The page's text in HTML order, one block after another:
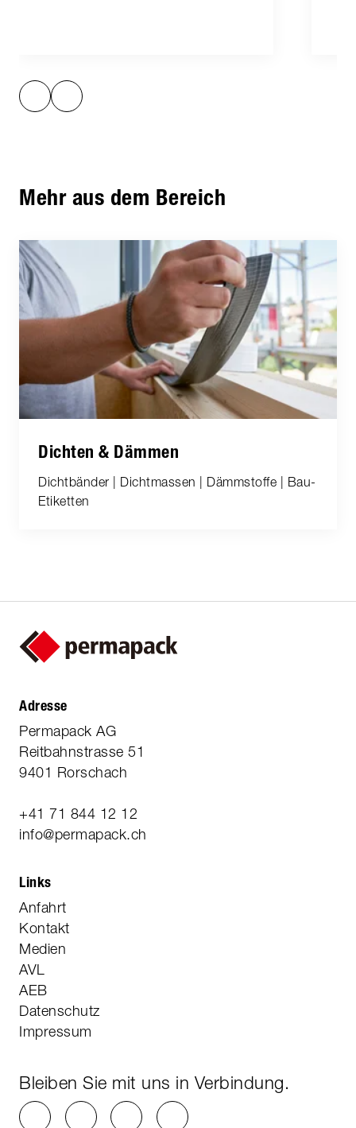
Mehr aus dem Bereich
Dichten & Dämmen
Dichtbänder | Dichtmassen | Dämmstoffe | Bau-
Etiketten
Adresse
Permapack AG
Reitbahnstrasse 51
9401 Rorschach
+41 71 844 12 12
info@permapack.ch
Links
Anfahrt
Kontakt
Medien
AVL
AEB
Datenschutz
Impressum
Bleiben Sie mit uns in Verbindung.